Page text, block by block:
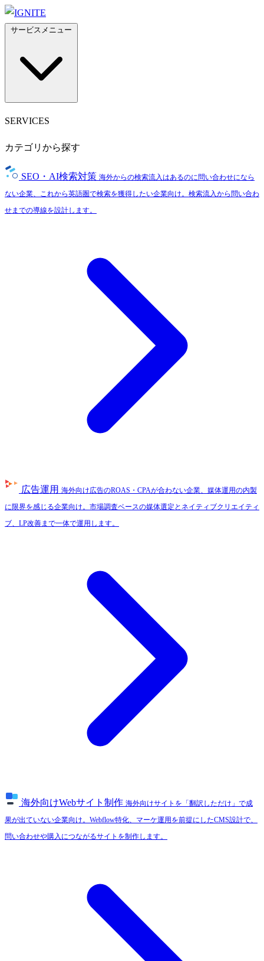
SERVICES
カテゴリから探す
SEO・AI検索対策 海外からの検索流入はあるのに問い合わせになら
ない企業、これから英語圏で検索を獲得したい企業向け。検索流入から問い合わ
せまでの導線を設計します。
広告運用 海外向け広告のROAS・CPAが合わない企業、媒体運用の内製
に限界を感じる企業向け。市場調査ベースの媒体選定とネイティブクリエイティ
ブ、LP改善まで一体で運用します。
海外向けWebサイト制作 海外向けサイトを「翻訳しただけ」で成
果が出ていない企業向け。Webflow特化、マーケ運用を前提にしたCMS設計で、
問い合わせや購入につながるサイトを制作します。